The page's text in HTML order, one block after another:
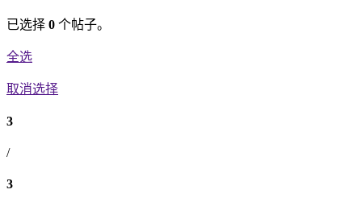
已选择 0 个帖子。
全选
取消选择
3
/
3